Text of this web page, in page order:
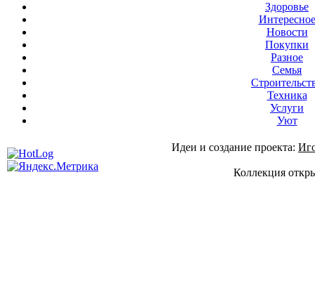
Здоровье
Интересное
Новости
Покупки
Разное
Семья
Техника
Услуги
Уют
Идеи и создание проекта:
Коллекция